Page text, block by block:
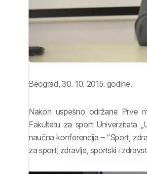
Beograd, 30. 10. 2015. godine.
Nakon uspešno održane Prve
Fakultetu za sport Univerziteta
naučna konferencija – “Sport,
za sport, zdravlje, sportski i